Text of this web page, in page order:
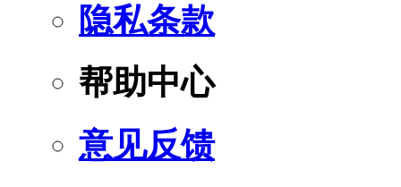
隐私条款
帮助中心
意见反馈